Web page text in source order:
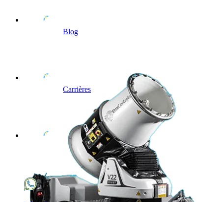
Blog
Carrières